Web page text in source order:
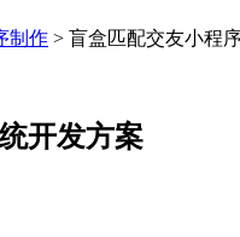
制作 > 盲盒匹配交友小程
开发方案